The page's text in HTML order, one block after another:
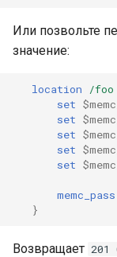
Или позвольте
значение:
location /foo
set
set
set
set
set
memc_pass
}
Возвращает 201